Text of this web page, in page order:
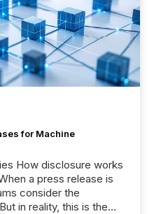
for Machine
How disclosure works
a press release is
consider the
in reality, this is the